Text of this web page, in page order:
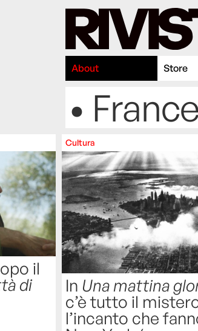
About Store
•
il
di
Cultura
In Una mattina
c’è tutto il
l’incanto che